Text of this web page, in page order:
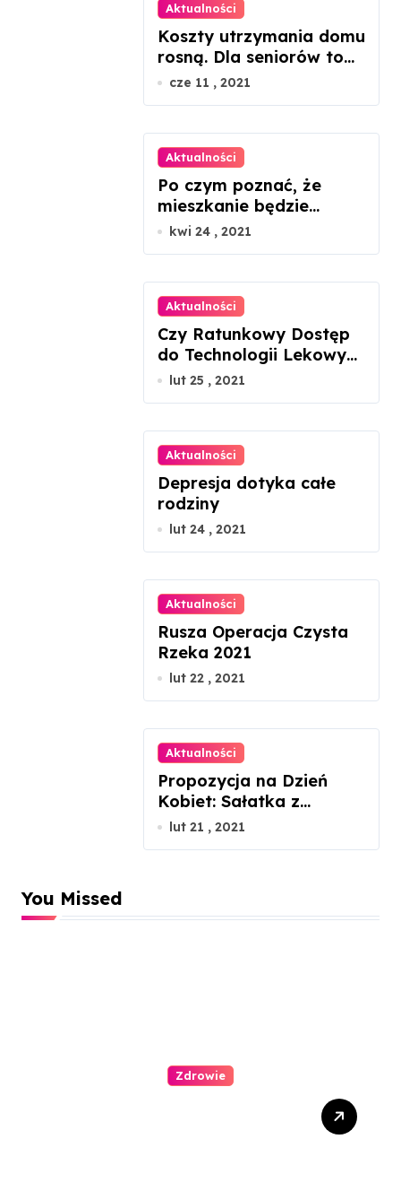
Aktualności
Koszty utrzymania domu
rosną. Dla seniorów to
dramat
cze 11 , 2021
Aktualności
Po czym poznać, że
mieszkanie będzie
ustawne, patrząc tylko
kwi 24 , 2021
Aktualności
Czy Ratunkowy Dostęp
do Technologii Lekowych
uratuje chorego z
lut 25 , 2021
Aktualności
Depresja dotyka całe
rodziny
lut 24 , 2021
Aktualności
Rusza Operacja Czysta
Rzeka 2021
lut 22 , 2021
Aktualności
Propozycja na Dzień
Kobiet: Sałatka z
łososiem gravlax
lut 21 , 2021
You Missed
Zdrowie